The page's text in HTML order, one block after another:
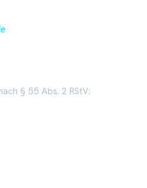
§ 55 Abs. 2 RStV: